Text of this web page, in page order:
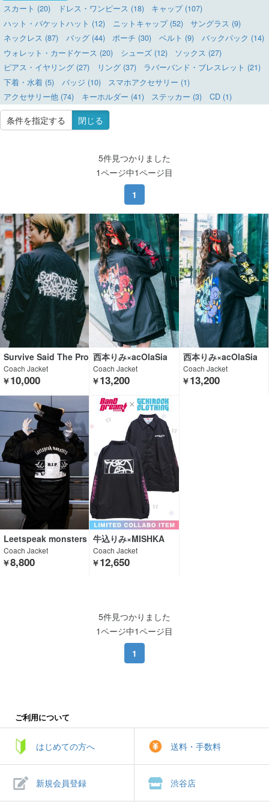
スカート (20)
ドレス・ワンピース (18)
キャップ (107)
ハット・バケットハット (12)
ニットキャップ (52)
サングラス (9)
ネックレス (87)
バッグ (44) ポーチ (30) ベルト (9)
バックパック (14)
ウォレット・カードケース (20)
シューズ (12)
ソックス (27)
ピアス・イヤリング (27)
リング (37)
ラバーバンド・ブレスレット (21)
下着・水着 (5)
バッジ (10)
スマホアクセサリー (1)
アクセサリー他 (74)
キーホルダー (41) ステッカー (3) CD (1)
条件を指定する 閉じる
5件見つかりました
1ページ中1ページ目
1
Survive Said The Pro
phet
Coach Jacket
￥10,000
西本りみ×acOlaSia
Coach Jacket
￥13,200
西本りみ×acOlaSia
Coach Jacket
￥13,200
Leetspeak monsters
×GEKIROCK CLOTHI
NG
Coach Jacket
￥8,800
牛込りみ×MISHKA
Coach Jacket
￥12,650
5件見つかりました
1ページ中1ページ目
1
ご利用について
はじめての方へ 送料・手数料
新規会員登録 渋谷店